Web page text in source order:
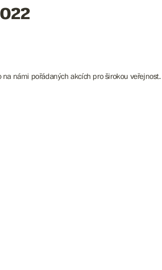
námi pořádaných akcích pro širokou veřejnost.